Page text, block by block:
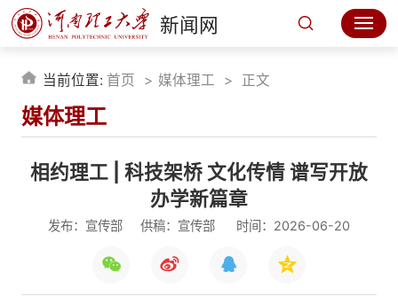
新闻网
媒体理工
当前位置: 首页 媒体理工 正文
相约理工 | 科技架桥 文化传情 谱写开放
办学新篇章
发布：宣传部 供稿：宣传部 时间：2026-06-20